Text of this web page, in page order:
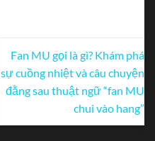
Fan MU gọi là gì? Khám phá
sự cuồng nhiệt và câu chuyện
đằng sau thuật ngữ “fan MU
chui vào hang”